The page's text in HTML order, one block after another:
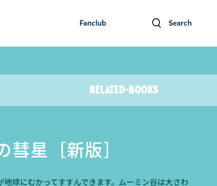
Fanclub Search
Related-books
ムーミン関連本
星［新版］
球にむかってすすんできます。ムーミン谷は大さわ